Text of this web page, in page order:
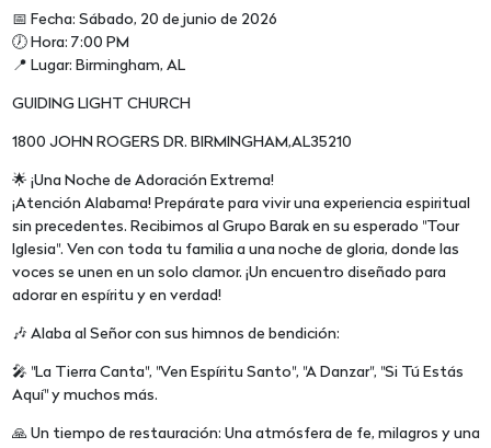
📅 Fecha: Sábado, 20 de junio de 2026
🕖 Hora: 7:00 PM
📍 Lugar: Birmingham, AL
GUIDING LIGHT CHURCH
1800 JOHN ROGERS DR. BIRMINGHAM,AL35210
🌟 ¡Una Noche de Adoración Extrema!
¡Atención Alabama! Prepárate para vivir una experiencia espiritual
sin precedentes. Recibimos al Grupo Barak en su esperado "Tour
Iglesia". Ven con toda tu familia a una noche de gloria, donde las
voces se unen en un solo clamor. ¡Un encuentro diseñado para
adorar en espíritu y en verdad!
🎶 Alaba al Señor con sus himnos de bendición:
🎤 "La Tierra Canta", "Ven Espíritu Santo", "A Danzar", "Si Tú Estás
Aquí" y muchos más.
🙏 Un tiempo de restauración: Una atmósfera de fe, milagros y una